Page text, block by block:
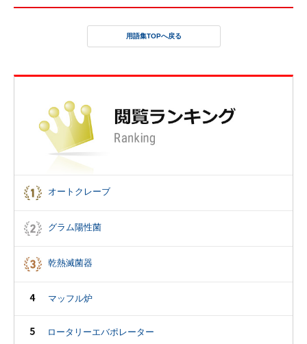
用語集TOPへ戻る
オートクレーブ
グラム陽性菌
乾熱滅菌器
マッフル炉
ロータリーエバポレーター